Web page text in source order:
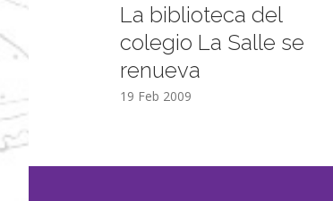
La biblioteca del
colegio La Salle se
renueva
19 Feb 2009